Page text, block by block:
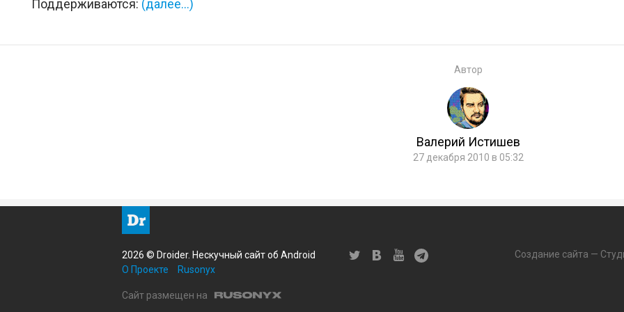
Поддерживаются: (далее…)
Автор
Валерий Истишев
27 декабря 2010 в 05:32
2026 © Droider. Нескучный сайт об Android
О Проекте
Rusonyx
Сайт размещен на
Создание сайта —